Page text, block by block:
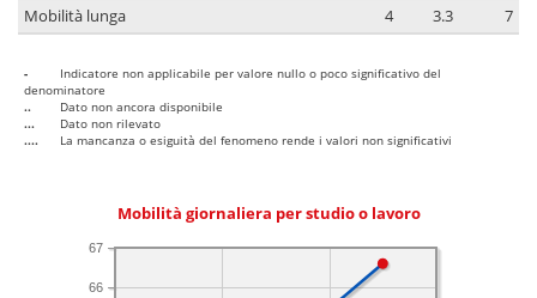
Mobilità lunga
4 3.3 7
-
Indicatore non applicabile per valore nullo o poco significativo del
denominatore
..
Dato non ancora disponibile
...
Dato non rilevato
....
La mancanza o esiguità del fenomeno rende i valori non significativi
Mobilità giornaliera per studio o lavoro
66
67